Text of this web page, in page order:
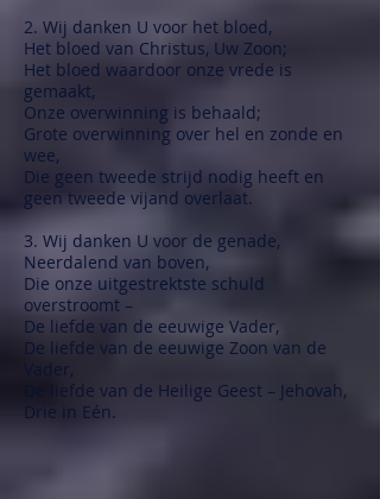
2. Wij danken U voor het bloed,
Het bloed van Christus, Uw Zoon;
Het bloed waardoor onze vrede is
gemaakt,
Onze overwinning is behaald;
Grote overwinning over hel en zonde en
wee,
Die geen tweede strijd nodig heeft en
geen tweede vijand overlaat.
3. Wij danken U voor de genade,
Neerdalend van boven,
Die onze uitgestrektste schuld
overstroomt –
De liefde van de eeuwige Vader,
De liefde van de eeuwige Zoon van de
Vader,
De liefde van de Heilige Geest – Jehovah,
Drie in Eén.